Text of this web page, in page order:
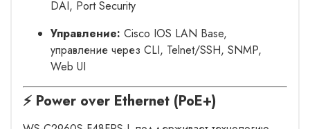
DAI, Port Security
Управление: Cisco IOS LAN Base,
управление через CLI, Telnet/SSH, SNMP,
Web UI
⚡ Power over Ethernet (PoE+)